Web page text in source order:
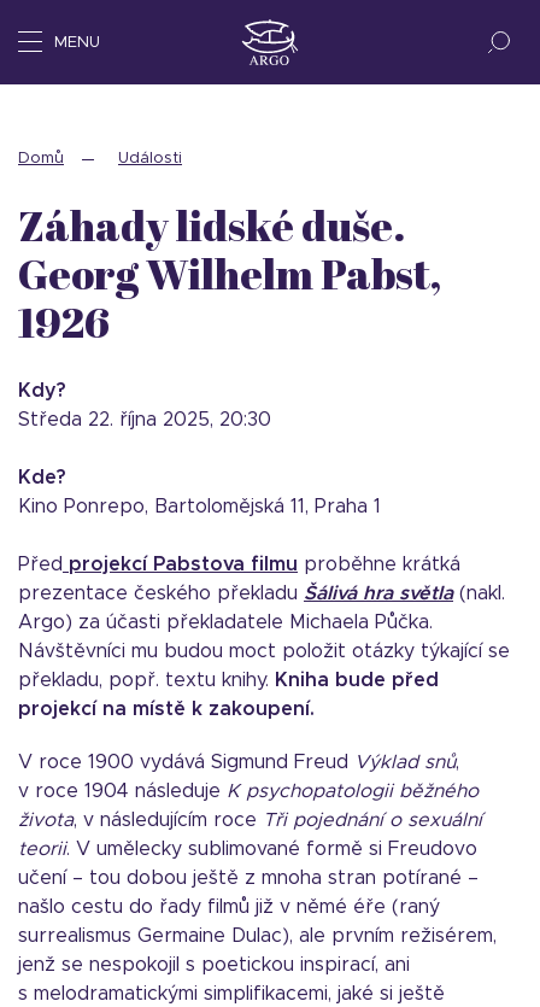
MENU
Domů Události
Záhady lidské duše.
Georg Wilhelm Pabst,
1926
Kdy?
středa 22. října 2025, 20:30
Kde?
Kino Ponrepo, Bartolomějská 11, Praha 1
Před projekcí Pabstova filmu proběhne krátká
prezentace českého překladu Šálivá hra světla(nakl.
Argo) za účasti překladatele Michaela Půčka.
Návštěvníci mu budou moct položit otázky týkající se
překladu, popř. textu knihy. Kniha bude před
projekcí na místě k zakoupení.
V roce 1900 vydává Sigmund Freud Výklad snů,
v roce 1904 následuje K psychopatologii běžného
života, v následujícím roce Tři pojednání o sexuální
teorii. V umělecky sublimované formě si Freudovo
učení – tou dobou ještě z mnoha stran potírané –
našlo cestu do řady filmů již v němé éře (raný
surrealismus Germaine Dulac), ale prvním režisérem,
jenž se nespokojil s poetickou inspirací, ani
s melodramatickými simplifikacemi, jaké si ještě